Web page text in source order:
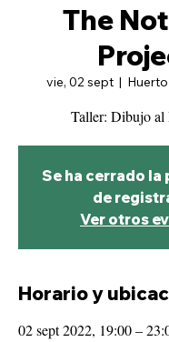
The
vie, 02 sept
  |
Taller: Dibujo al
Se ha cerrado
de
Ver otros
Horario y
02 sept 2022, 19:00 –